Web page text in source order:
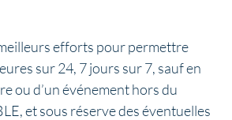
efforts pour permettre
sur 24, 7 jours sur 7, sauf en
ou d’un événement hors du
et sous réserve des éventuelles